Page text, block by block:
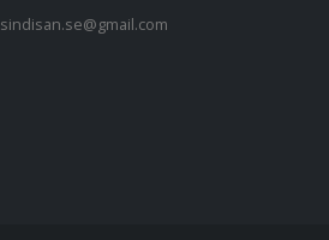
sindisan.se@gmail.com